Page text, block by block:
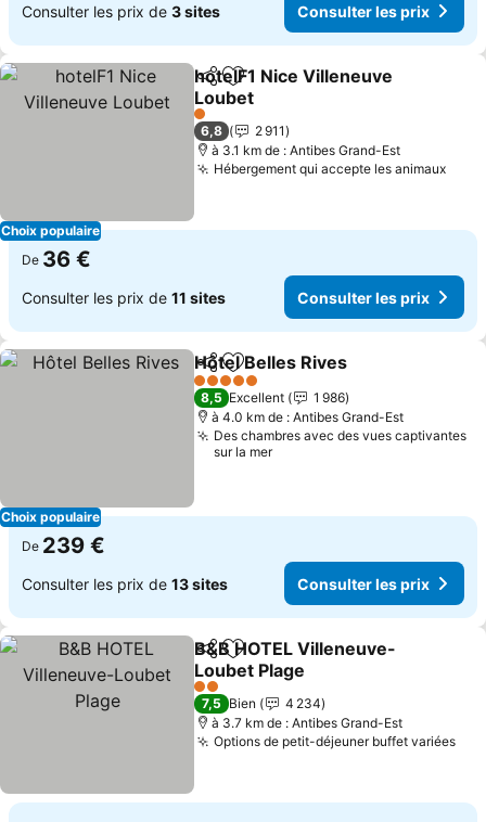
Consulter les prix de 3 sites Consulter les prix
Choix populaire
PartagerAjouter à mes favoris
hotelF1 Nice Villeneuve
Loubet
Consulter les prix
1 Étoiles
6,8
2 911
à 3.1 km de : Antibes Grand-Est
Hébergement qui accepte les animaux
De 36 €
Consulter les prix de 11 sites Consulter les prix
Choix populaire
PartagerAjouter à mes favoris
Hôtel Belles Rives
5 Étoiles
8,5 Excellent
1 986
à 4.0 km de : Antibes Grand-Est
Des chambres avec des vues captivantes
sur la mer
De 239 €
Consulter les prix de 13 sites Consulter les prix
PartagerAjouter à mes favoris
B&B HOTEL Villeneuve-
Loubet Plage
Consulter les prix
2 Étoiles
7,5 Bien
4 234
à 3.7 km de : Antibes Grand-Est
Options de petit-déjeuner buffet variées